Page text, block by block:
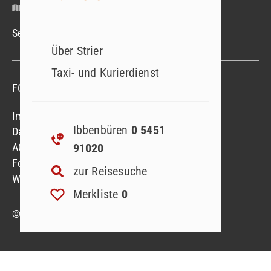
Über Strier
Taxi- und Kurierdienst
Ibbenbüren 0 5451
91020
zur Reisesuche
Merkliste 0
Service-Hotline Mo.–Fr. 09.00–18.00 Uhr
© 2023 Strier Reisen GmbH & Co. KG
Impressum
Datenschutzerklärung
AGB
Formblatt
Widerruf Reiseversicherung
FOLGEN SIE UNS